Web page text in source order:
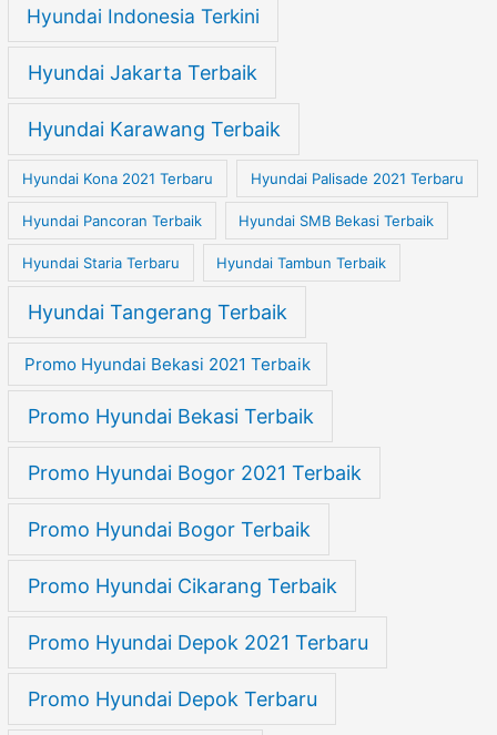
Hyundai Indonesia Terkini
Hyundai Jakarta Terbaik
Hyundai Karawang Terbaik
Hyundai Kona 2021 Terbaru Hyundai Palisade 2021 Terbaru
Hyundai Pancoran Terbaik Hyundai SMB Bekasi Terbaik
Hyundai Staria Terbaru Hyundai Tambun Terbaik
Hyundai Tangerang Terbaik
Promo Hyundai Bekasi 2021 Terbaik
Promo Hyundai Bekasi Terbaik
Promo Hyundai Bogor 2021 Terbaik
Promo Hyundai Bogor Terbaik
Promo Hyundai Cikarang Terbaik
Promo Hyundai Depok 2021 Terbaru
Promo Hyundai Depok Terbaru